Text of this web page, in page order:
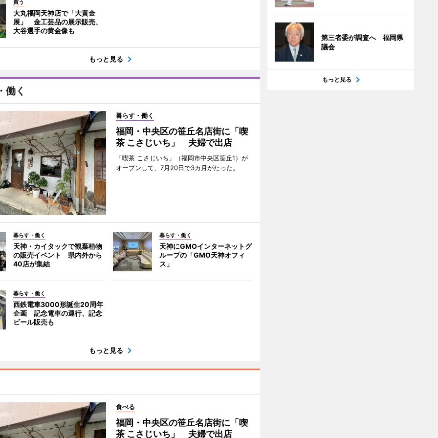
買う
大丸福岡天神店で「大黄金
展」 金工芸品の展示販売、
大谷選手の黄金像も
もっと見る
働く
暮らす・働く
福岡・中央区の笹丘名店街に「喫
茶 こさじいち」 夫婦で出店
「喫茶 こさじいち」（福岡市中央区笹丘1）が
オープンして、7月20日で3カ月がたった。
暮らす・働く
天神・カイタックで観葉植物
の販売イベント 県内外から
40店が集結
暮らす・働く
天神にGMOインターネットグ
ループの「GMO天神オフィ
ス」
暮らす・働く
西鉄電車3000形誕生20周年
企画 記念電車の運行、記念
ビール販売も
もっと見る
食べる
福岡・中央区の笹丘名店街に「喫
茶 こさじいち」 夫婦で出店
第三者委が調査へ 福岡県
議会
もっと見る